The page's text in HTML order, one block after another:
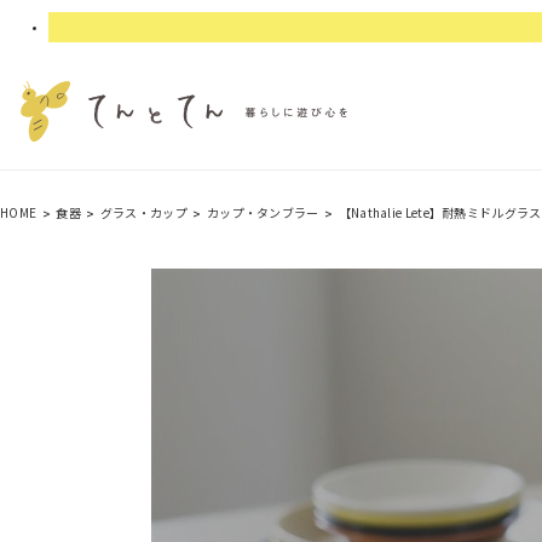
HOME 食器 グラス・カップ カップ・タンブラー 【Nathalie Lete】耐熱ミドルグ